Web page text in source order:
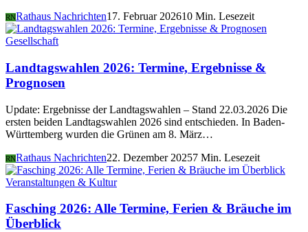
RNRathaus Nachrichten17. Februar 202610 Min. Lesezeit
Gesellschaft
Landtagswahlen 2026: Termine, Ergebnisse &
Prognosen
Update: Ergebnisse der Landtagswahlen – Stand 22.03.2026 Die
ersten beiden Landtagswahlen 2026 sind entschieden. In Baden-
Württemberg wurden die Grünen am 8. März…
RNRathaus Nachrichten22. Dezember 20257 Min. Lesezeit
Veranstaltungen & Kultur
Fasching 2026: Alle Termine, Ferien & Bräuche im
Überblick